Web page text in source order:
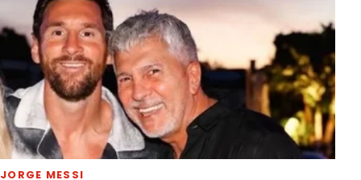
JORGE MESSI